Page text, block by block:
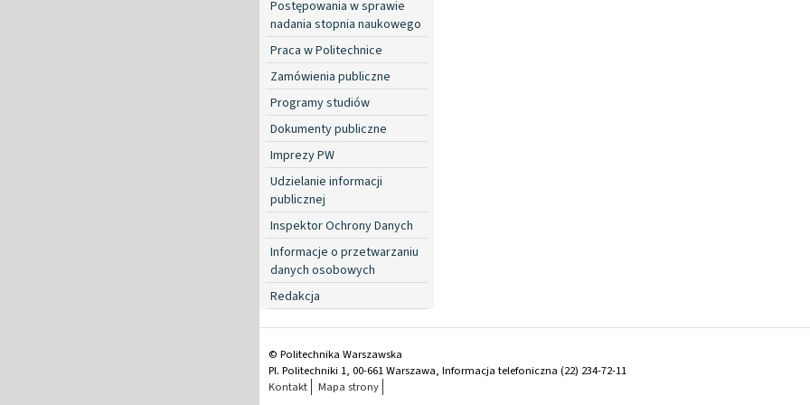
Postępowania w sprawie
nadania stopnia naukowego
Praca w Politechnice
Zamówienia publiczne
Programy studiów
Dokumenty publiczne
Imprezy PW
Udzielanie informacji
publicznej
Inspektor Ochrony Danych
Informacje o przetwarzaniu
danych osobowych
Redakcja
© Politechnika Warszawska
Pl. Politechniki 1, 00-661 Warszawa, Informacja telefoniczna (22) 234-72-11
Kontakt
Mapa strony